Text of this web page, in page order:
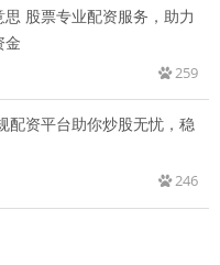
股票专业配资服务，助力
金
259
配资平台助你炒股无忧，稳
246